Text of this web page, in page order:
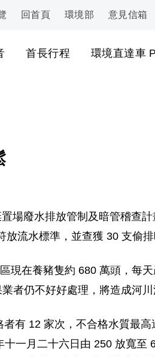
回首頁 環境部 意見信箱
首長行程 環境直達車
場廢水排放管制及暗管稽查
流水標準，並查獲 30 支偷排
現在養豬隻約 680 萬頭，每
者仍不好好處理，將造成河川
有 12 家次，不合格水質最
一月二十六日由 250 放寬至